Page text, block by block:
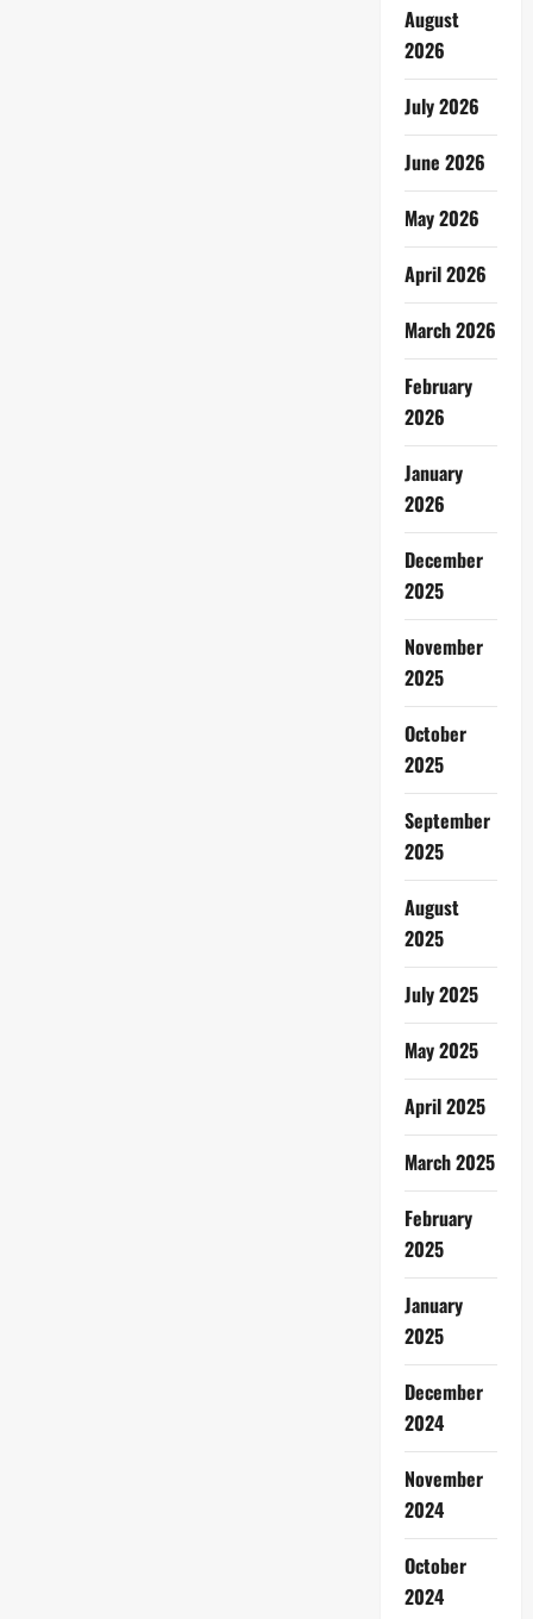
August
2026
July 2026
June 2026
May 2026
April 2026
March 2026
February
2026
January
2026
December
2025
November
2025
October
2025
September
2025
August
2025
July 2025
May 2025
April 2025
March 2025
February
2025
January
2025
December
2024
November
2024
October
2024